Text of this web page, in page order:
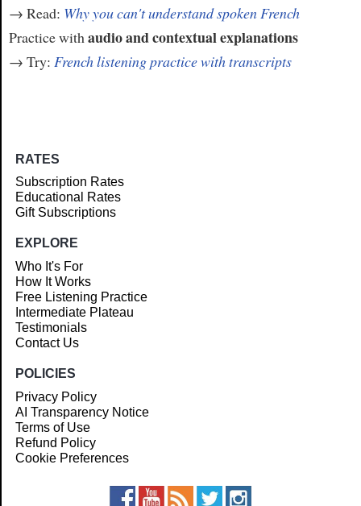
→ Read: Why you can't understand spoken French
Practice withaudio and contextual explanations
→ Try: French listening practice with transcripts
RATES
Subscription Rates
Educational Rates
Gift Subscriptions
EXPLORE
Who It's For
How It Works
Free Listening Practice
Intermediate Plateau
Testimonials
Contact Us
POLICIES
Privacy Policy
AI Transparency Notice
Terms of Use
Refund Policy
Cookie Preferences